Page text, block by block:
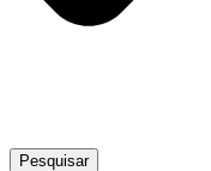
Pesquisar